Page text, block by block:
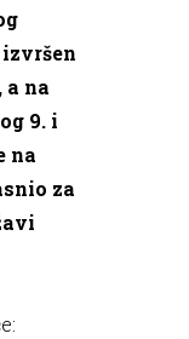
a na
9. i
na
za